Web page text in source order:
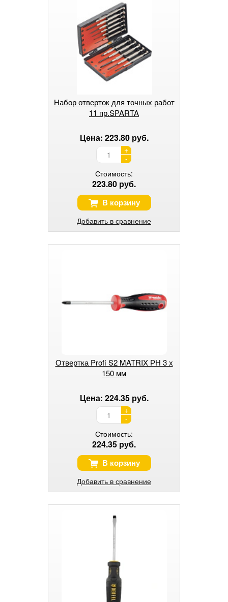
Набор отверток для точных работ
11 пр.SPARTA
Цена: 223.80 руб.
+
-
Стоимость:
223.80 руб.
В корзину
Добавить в сравнение
Отвертка Profi S2 MATRIX РН 3 х
150 мм
Цена: 224.35 руб.
+
-
Стоимость:
224.35 руб.
В корзину
Добавить в сравнение